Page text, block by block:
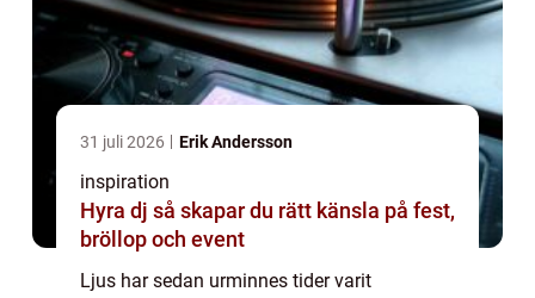
31 juli 2026 Erik Andersson
inspiration
Hyra dj så skapar du rätt känsla på fest,
bröllop och event
Ljus har sedan urminnes tider varit